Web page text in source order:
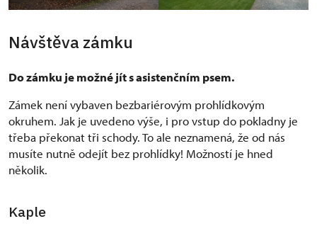
Návštěva zámku
Do zámku je možné jít s asistenčním psem.
Zámek není vybaven bezbariérovým prohlídkovým
okruhem. Jak je uvedeno výše, i pro vstup do pokladny je
třeba překonat tři schody. To ale neznamená, že od nás
musíte nutně odejít bez prohlídky! Možností je hned
několik.
Kaple